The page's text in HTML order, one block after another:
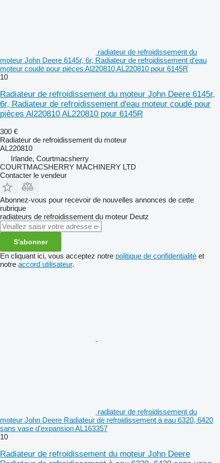
radiateur de refroidissement du
moteur John Deere 6145r, 6r, Radiateur de refroidissement d'eau
moteur coudé pour pièces Al220810 AL220810 pour 6145R
10
Radiateur de refroidissement du moteur John Deere 6145r,
6r, Radiateur de refroidissement d'eau moteur coudé pour
pièces Al220810 AL220810 pour 6145R
300 €
Radiateur de refroidissement du moteur
AL220810
Irlande, Courtmacsherry
COURTMACSHERRY MACHINERY LTD
Contacter le vendeur
Abonnez-vous pour recevoir de nouvelles annonces de cette
rubrique
radiateurs de refroidissement du moteur Deutz
S'abonner
En cliquant ici, vous acceptez notre politique de confidentialité et
notre accord utilisateur.
radiateur de refroidissement du
moteur John Deere Radiateur de refroidissement à eau 6320, 6420
sans vase d'expansion AL163357
10
Radiateur de refroidissement du moteur John Deere